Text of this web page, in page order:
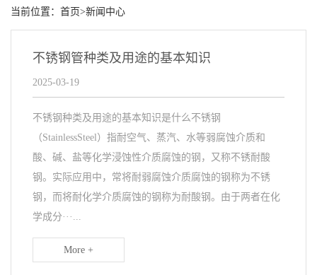
当前位置： 首页>新闻中心
不锈钢管种类及用途的基本知识
2025-03-19
不锈钢种类及用途的基本知识是什么不锈钢
（StainlessSteel）指耐空气、蒸汽、水等弱腐蚀介质和
酸、碱、盐等化学浸蚀性介质腐蚀的钢，又称不锈耐酸
钢。实际应用中，常将耐弱腐蚀介质腐蚀的钢称为不锈
钢，而将耐化学介质腐蚀的钢称为耐酸钢。由于两者在化
学成分···...
More +